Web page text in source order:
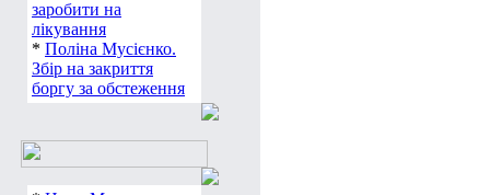
заробити на
лікування
* Поліна Мусієнко.
Збір на закриття
боргу за обстеження